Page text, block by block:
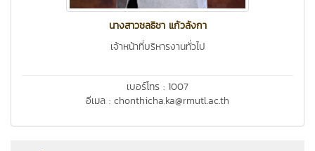
นางสาวชลธิชา แก้วลังกา
เจ้าหน้าที่บริหารงานทั่วไป
เบอร์โทร : 1007
อีเมล : chonthicha.ka@rmutl.ac.th